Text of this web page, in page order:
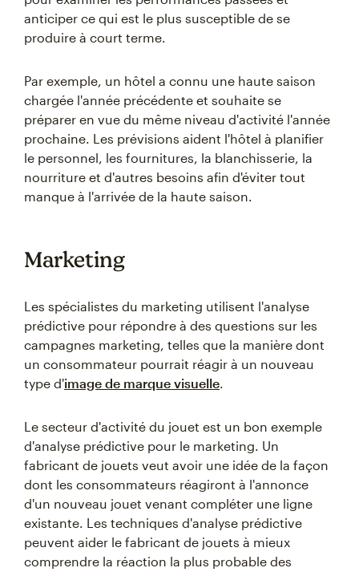
anticiper ce qui est le plus susceptible de se
produire à court terme.
Par exemple, un hôtel a connu une haute saison
chargée l'année précédente et souhaite se
préparer en vue du même niveau d'activité l'année
prochaine. Les prévisions aident l'hôtel à planifier
le personnel, les fournitures, la blanchisserie, la
nourriture et d'autres besoins afin d'éviter tout
manque à l'arrivée de la haute saison.
Marketing
Les spécialistes du marketing utilisent l'analyse
prédictive pour répondre à des questions sur les
campagnes marketing, telles que la manière dont
un consommateur pourrait réagir à un nouveau
type d'image de marque visuelle.
Le secteur d'activité du jouet est un bon exemple
d'analyse prédictive pour le marketing. Un
fabricant de jouets veut avoir une idée de la façon
dont les consommateurs réagiront à l'annonce
d'un nouveau jouet venant compléter une ligne
existante. Les techniques d'analyse prédictive
peuvent aider le fabricant de jouets à mieux
comprendre la réaction la plus probable des